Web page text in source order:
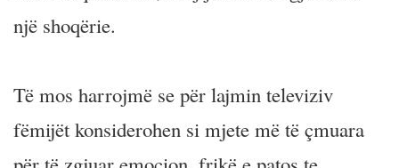
një shoqërie.
Të mos harrojmë se për lajmin televiziv
fëmijët konsiderohen si mjete më të çmuara